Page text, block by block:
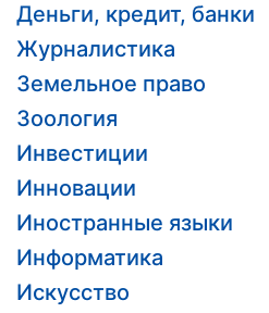
Деньги, кредит, банки
Журналистика
Земельное право
Зоология
Инвестиции
Инновации
Иностранные языки
Информатика
Искусство